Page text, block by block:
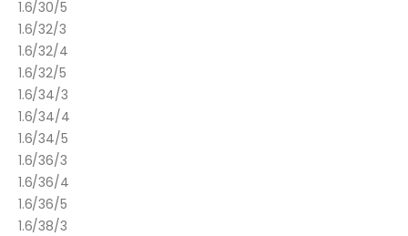
1.6/30/5
1.6/32/3
1.6/32/4
1.6/32/5
1.6/34/3
1.6/34/4
1.6/34/5
1.6/36/3
1.6/36/4
1.6/36/5
1.6/38/3